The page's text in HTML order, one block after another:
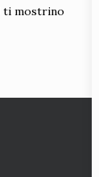
ti mostrino